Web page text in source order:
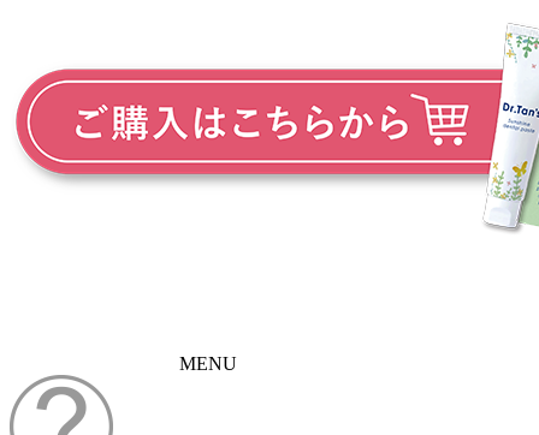
MENU